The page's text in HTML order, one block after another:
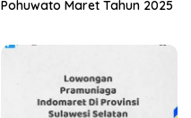
Pohuwato Maret Tahun 2025